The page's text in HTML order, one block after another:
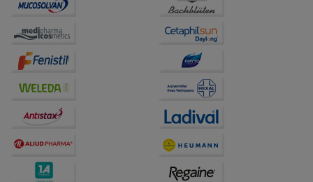
Website weiter für Sie optimieren können, den Inhalt
auf unserer Website aber auch die Werbung auf
Drittseiten möglichst relevant für Sie zu gestalten.
Bitte beachten Sie, dass Daten hierfür teilweise an
Dritte wie z.B. Google oder soziale Medien